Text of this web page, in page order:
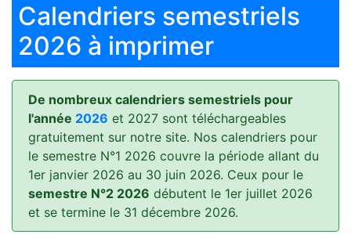
Calendriers semestriels
2026 à imprimer
De nombreux calendriers semestriels pour
l'année 2026 et 2027 sont téléchargeables
gratuitement sur notre site. Nos calendriers pour
le semestre N°1 2026 couvre la période allant du
1er janvier 2026 au 30 juin 2026. Ceux pour le
semestre N°2 2026 débutent le 1er juillet 2026
et se termine le 31 décembre 2026.